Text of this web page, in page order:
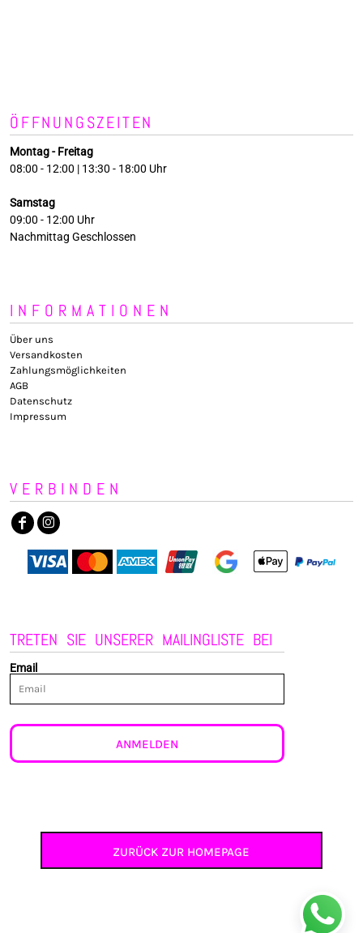
ÖFFNUNGSZEITEN
Montag - Freitag
08:00 - 12:00 | 13:30 - 18:00 Uhr
Samstag
09:00 - 12:00 Uhr
Nachmittag Geschlossen
INFORMATIONEN
Über uns
Versandkosten
Zahlungsmöglichkeiten
AGB
Datenschutz
Impressum
VERBINDEN
TRETEN SIE UNSERER MAILINGLISTE BEI
Email
ANMELDEN
ZURÜCK ZUR HOMEPAGE